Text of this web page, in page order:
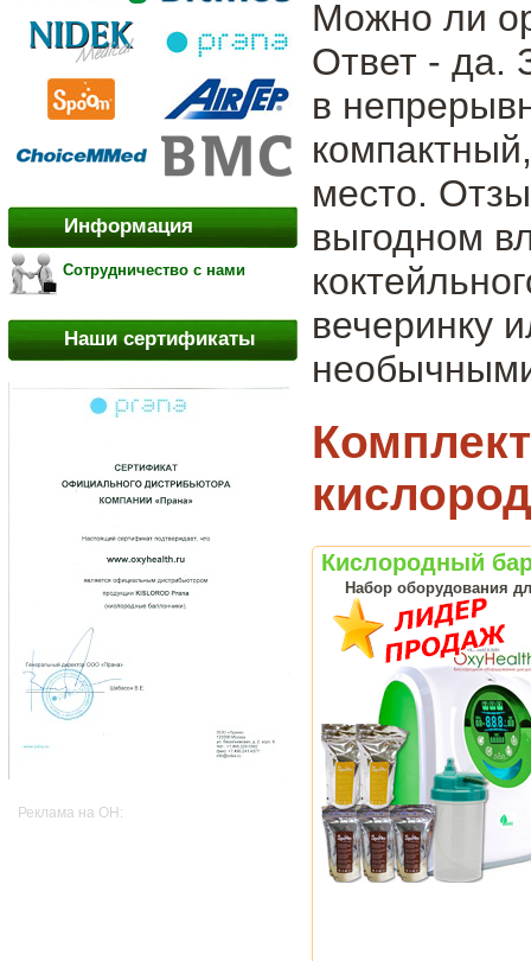
Информация
Сотрудничество с нами
Наши сертификаты
Реклама на OH:
Можно ли
Ответ - да.
в
место.
выгодном
вечеринку
Кислородный
Набор оборудования